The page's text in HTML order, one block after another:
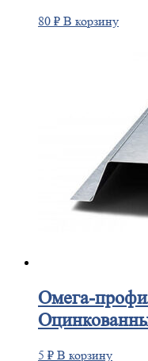
80 ₽ В корзину
Омега-
5 ₽ В корзину